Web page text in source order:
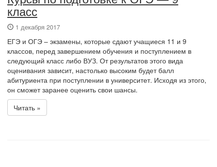
класс
1 декабря 2017
ЕГЭ и ОГЭ – экзамены, которые сдают учащиеся 11 и 9
классов, перед завершением обучения и поступлением в
следующий класс либо ВУЗ. От результатов этого вида
оценивания зависит, настолько высоким будет балл
абитуриента при поступлении в университет. Исходя из этого,
он сможет заранее оценить свои шансы.
Читать »